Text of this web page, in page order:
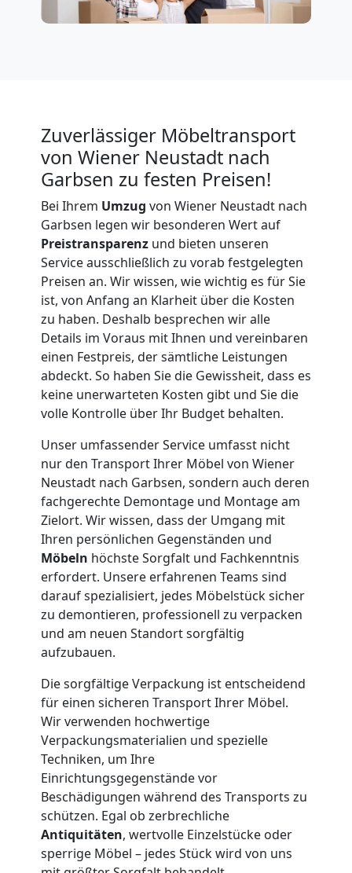
Zuverlässiger Möbeltransport
von Wiener Neustadt nach
Garbsen zu festen Preisen!
Bei Ihrem Umzug von Wiener Neustadt nach
Garbsen legen wir besonderen Wert auf
Preistransparenz und bieten unseren
Service ausschließlich zu vorab festgelegten
Preisen an. Wir wissen, wie wichtig es für Sie
ist, von Anfang an Klarheit über die Kosten
zu haben. Deshalb besprechen wir alle
Details im Voraus mit Ihnen und vereinbaren
einen Festpreis, der sämtliche Leistungen
abdeckt. So haben Sie die Gewissheit, dass es
keine unerwarteten Kosten gibt und Sie die
volle Kontrolle über Ihr Budget behalten.
Unser umfassender Service umfasst nicht
nur den Transport Ihrer Möbel von Wiener
Neustadt nach Garbsen, sondern auch deren
fachgerechte Demontage und Montage am
Zielort. Wir wissen, dass der Umgang mit
Ihren persönlichen Gegenständen und
Möbeln höchste Sorgfalt und Fachkenntnis
erfordert. Unsere erfahrenen Teams sind
darauf spezialisiert, jedes Möbelstück sicher
zu demontieren, professionell zu verpacken
und am neuen Standort sorgfältig
aufzubauen.
Die sorgfältige Verpackung ist entscheidend
für einen sicheren Transport Ihrer Möbel.
Wir verwenden hochwertige
Verpackungsmaterialien und spezielle
Techniken, um Ihre
Einrichtungsgegenstände vor
Beschädigungen während des Transports zu
schützen. Egal ob zerbrechliche
Antiquitäten, wertvolle Einzelstücke oder
sperrige Möbel – jedes Stück wird von uns
Tresortransport
Neustadt
Umzug
für
Senioren
Wiener
Neustadt
Fernumzug
Wiener
Neustadt
Firmenumzug
Wiener
Neustadt
Büroumzug
Wiener
Neustadt